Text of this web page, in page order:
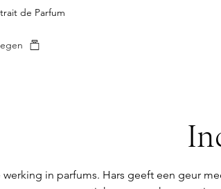
de Parfum
in parfums. Hars geeft een geur